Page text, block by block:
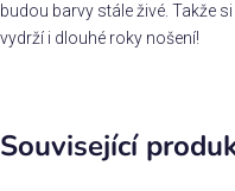
budou barvy stále živé. Takže
vydrží i dlouhé roky nošení!
Související